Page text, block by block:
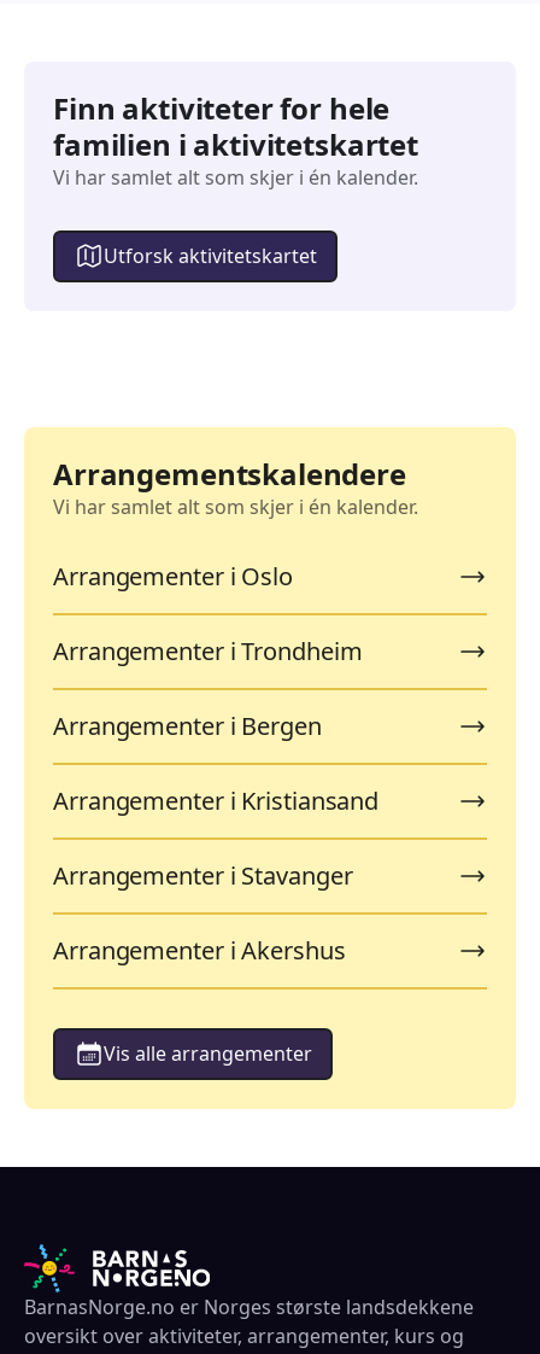
Finn aktiviteter for hele
familien i aktivitetskartet
Vi har samlet alt som skjer i én kalender.
Utforsk aktivitetskartet
Arrangementskalendere
Vi har samlet alt som skjer i én kalender.
Arrangementer i Oslo
Arrangementer i Trondheim
Arrangementer i Bergen
Arrangementer i Kristiansand
Arrangementer i Stavanger
Arrangementer i Akershus
Vis alle arrangementer
BarnasNorge.no er Norges største landsdekkene
oversikt over aktiviteter, arrangementer, kurs og